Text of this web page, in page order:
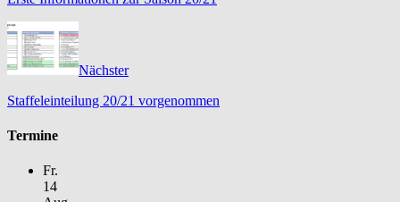
Nächster
Staffeleinteilung 20/21 vorgenommen
Termine
Fr.
14